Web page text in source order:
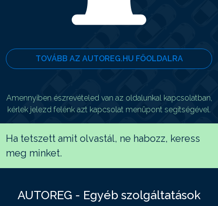
TOVÁBB AZ AUTOREG.HU FŐOLDALRA
Amennyiben észrevételed van az oldalunkal kapcsolatban,
kérlek jelezd felénk azt kapcsolat menüpont segítségével.
Ha tetszett amit olvastál, ne habozz, keress
meg minket.
AUTOREG - Egyéb szolgáltatások